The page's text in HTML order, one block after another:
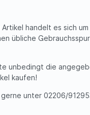
handelt es sich
übliche
unbedingt die
kaufen!
unter 02206/